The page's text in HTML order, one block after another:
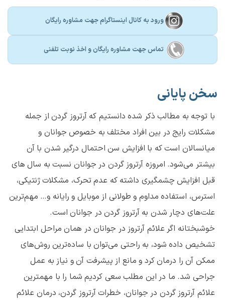
ورود به کانال اینستاگرام جهت مشاوره رایگان
تماس جهت مشاوره رايگان و اخذ نوبت تلفنی
سخن پایانی
با توجه به مطالب ذکر شده دانستیم که آرتروز گردن از جمله
مشکلات رایج در بین افراد مختلف به خصوص جوانان و
میانسالان است که با افزایش سن احتمال درگیر شدن با آن
بیشتر می‌شود. امروزه آرتروز گردن در جوانان نسبت به سال های
قبل افزایش چشمگیری داشته که‌ عدم تحرک، مشکلات ژنتیکی،
استرس، استفاده مداوم و طولانی از موبایل و رایانه و… مهم‌ترین
علت‌های دچار شدن به آرتروز گردن در جوانان است.
خوشبختانه اگر علائم آرتروز در جوانان در همان مراحل ابتدایی
تشخیص داده شود، به راحتی می‌توان با ساده‌ترین روش‌های
ممکن آن را درمان کرد و مانع از پیشرفت آن و نیاز به عمل
جراحی شد. ما در این مطلب سعی کردیم شما را با مهمترین
علائم آرتروز گردن در جوانان، خطرات آرتروز گردن، درمان علائم